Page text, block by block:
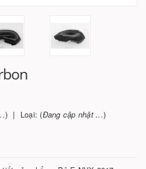
) Loại: (Đang cập nhật ...)